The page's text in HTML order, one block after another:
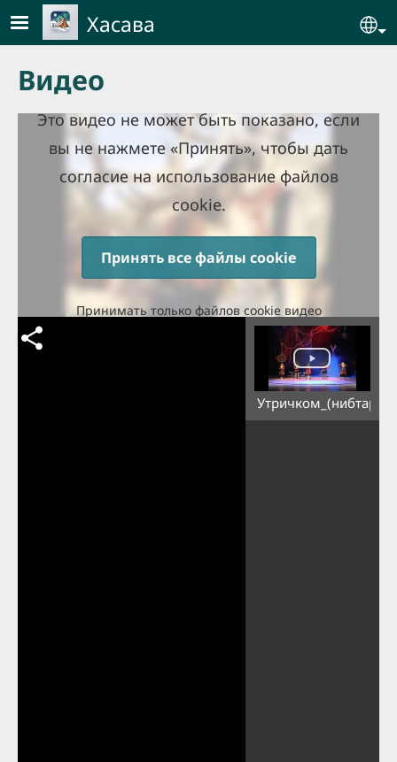
Skip to main content
Хасава
Видео
Это видео не может быть показано, если
вы не нажмете «Принять», чтобы дать
согласие на использование файлов
cookie.
Принять все файлы cookie
Принимать только файлов cookie видео